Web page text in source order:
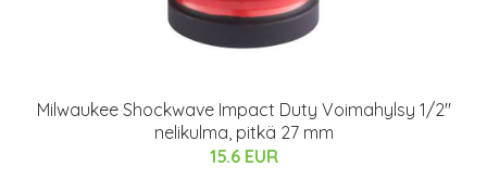
Milwaukee Shockwave Impact Duty Voimahylsy 1/2"
nelikulma, pitkä 27 mm
15.6 EUR